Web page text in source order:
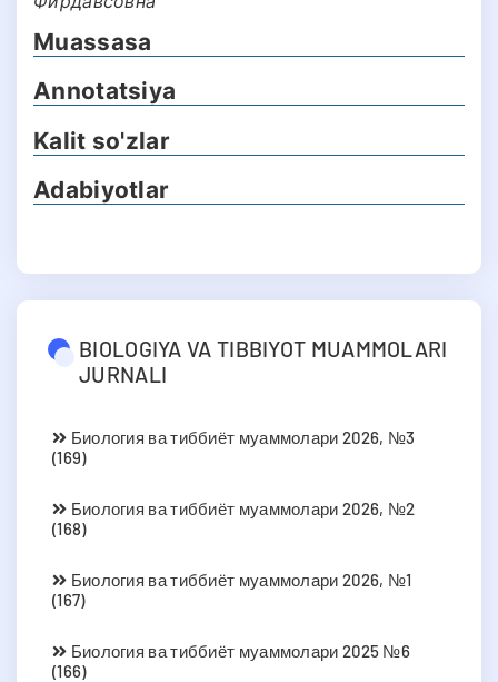
Muassasa
Annotatsiya
Kalit so'zlar
Adabiyotlar
BIOLOGIYA VA TIBBIYOT MUAMMOLARI
JURNALI
Биология ва тиббиёт муаммолари 2026, №3
(169)
Биология ва тиббиёт муаммолари 2026, №2
(168)
Биология ва тиббиёт муаммолари 2026, №1
(167)
Биология ва тиббиёт муаммолари 2025 №6
(166)